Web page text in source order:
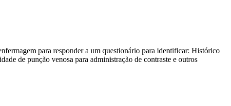
para responder a um questionário para identificar: Histórico
de punção venosa para administração de contraste e outros